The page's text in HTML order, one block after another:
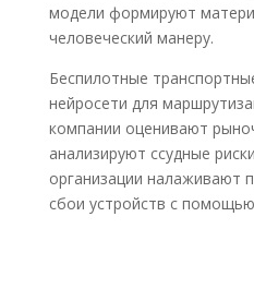
модели формируют
человеческий манеру.
Беспилотные
нейросети для
компании оценивают
анализируют ссудные
организации налаживают
сбои устройств с